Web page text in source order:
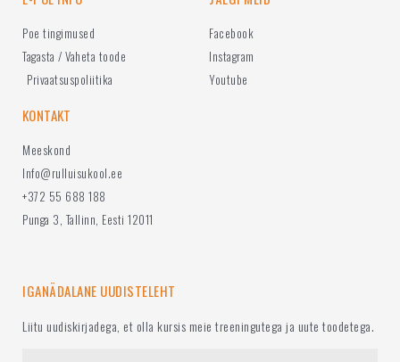
Poe tingimused
Tagasta / Vaheta toode
Privaatsuspoliitika
Facebook
Instagram
Youtube
KONTAKT
Meeskond
Info@rulluisukool.ee
+372 55 688 188
Punga 3, Tallinn, Eesti 12011
IGANÄDALANE UUDISTELEHT
Liitu uudiskirjadega, et olla kursis meie treeningutega ja uute toodetega.